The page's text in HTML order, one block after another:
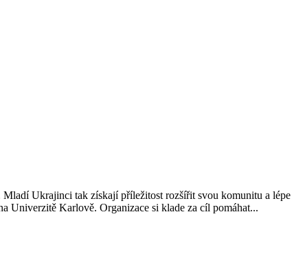
Ukrajinci tak získají příležitost rozšířit svou komunitu a lépe
Univerzitě Karlově. Organizace si klade za cíl pomáhat...